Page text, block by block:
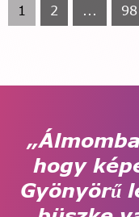
1 2 ... 98
hogy
Gyönyörű